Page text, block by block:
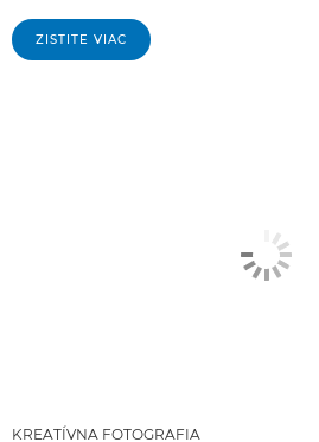
ZISTITE VIAC
KREATÍVNA FOTOGRAFIA